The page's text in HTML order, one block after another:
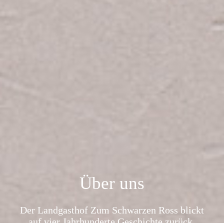
Über uns
Der Landgasthof Zum Schwarzen Ross blickt